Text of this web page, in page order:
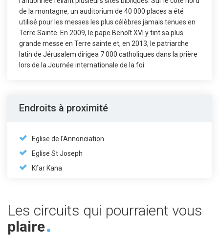
de la montagne, un auditorium de 40 000 places a été
utilisé pour les messes les plus célèbres jamais tenues en
Terre Sainte. En 2009, le pape Benoît XVI y tint sa plus
grande messe en Terre sainte et, en 2013, le patriarche
latin de Jérusalem dirigea 7 000 catholiques dans la prière
lors de la Journée internationale de la foi.
Endroits à proximité
Eglise de l'Annonciation
Eglise St Joseph
Kfar Kana
Les circuits qui pourraient vous
plaire